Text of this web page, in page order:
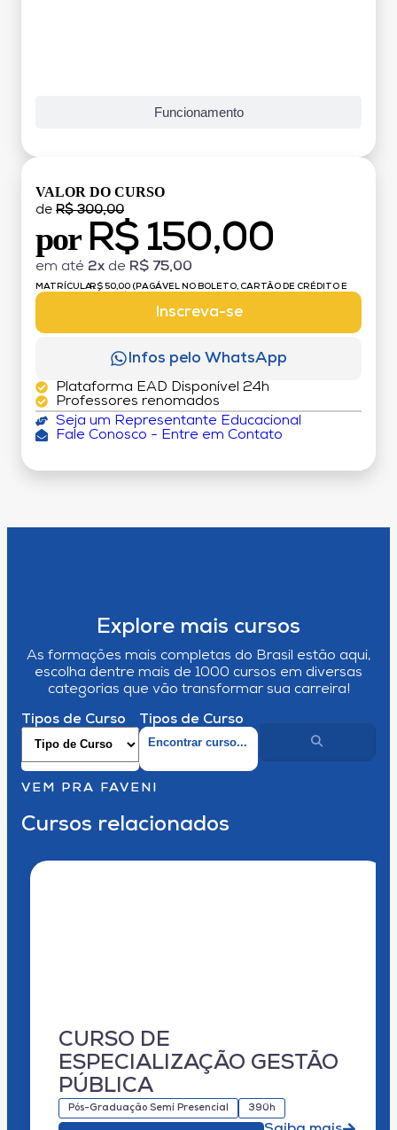
Funcionamento
VALOR DO CURSO
de R$ 300,00
por R$ 150,00
em até 2x de R$ 75,00
MATRÍCULA:R$ 50,00 (PAGÁVEL NO BOLETO, CARTÃO DE CRÉDITO E
Inscreva-se
Infos pelo WhatsApp
Plataforma EAD Disponível 24h
Professores renomados
Seja um Representante Educacional
Fale Conosco - Entre em Contato
Explore mais cursos
As formações mais completas do Brasil estão aqui,
escolha dentre mais de 1000 cursos em diversas
categorias que vão transformar sua carreira!
Tipos de Curso Tipos de Curso
VEM PRA FAVENI
Cursos relacionados
CURSO DE
ESPECIALIZAÇÃO GESTÃO
PÚBLICA
Pós-Graduação Semi Presencial 390h